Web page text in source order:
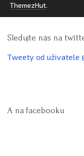
ThemezHut.
Sledujte nás na
Tweety od uživatele
A na facebooku